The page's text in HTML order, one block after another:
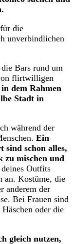
die
unverbindlichen
Bars rund um
flirtwilligen
dem Rahmen
Stadt in
während der
Ein
sind schon alles,
zu mischen und
Outfits
an. Kostüme, die
anderem der
Bei Frauen sind
oder die
gleich nutzen,